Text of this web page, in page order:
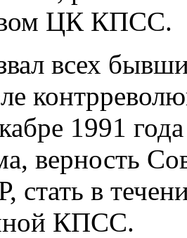
ЦК КПСС.
всех
1991
верность
стать в
КПСС.